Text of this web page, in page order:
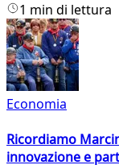
1 min di lettura
Economia
Ricordiamo
innovazione e